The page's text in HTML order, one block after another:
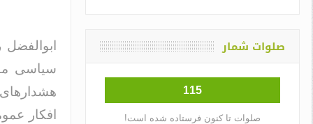
سیاسی
افکار
صلوات شمار
115
صلوات تا کنون فرستاده شده است!